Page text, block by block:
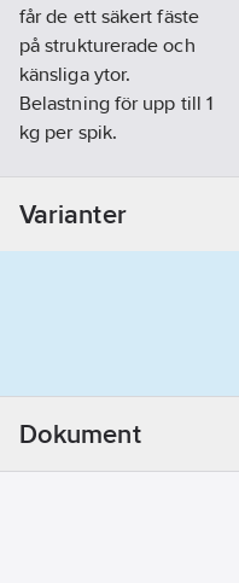
får de ett säkert fäste
på strukturerade och
känsliga ytor.
Belastning för upp till 1
kg per spik.
lämplig för lodrät
inriktning av tavlor
Powerstrips®-tekniken
gör att den går att ta
bort utan att lämna
spår. Ingenting är kvar
Varianter
Dokument